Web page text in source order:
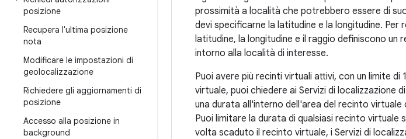
posizione
Recupera l'ultima posizione
nota
Modificare le impostazioni di
geolocalizzazione
Richiedere gli aggiornamenti di
posizione
Accesso alla posizione in
background
prossimità a località che potrebbero essere di
devi specificarne la latitudine e la longitudine. Per
latitudine, la longitudine e il raggio definiscono
intorno alla località di interesse.
Puoi avere più recinti virtuali attivi, con un limite
virtuale, puoi chiedere ai Servizi di localizzazione
una durata all'interno dell'area del recinto virtuale
Puoi limitare la durata di qualsiasi recinto virtuale
volta scaduto il recinto virtuale, i Servizi di